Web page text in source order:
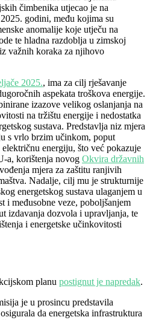
čimbenika utjecao je na
godini, među kojima su
anomalije koje utječu na
te hladna razdoblja u zimskoj
važnih koraka za njihovo
2025., ima za cilj rješavanje
aspekata troškova energije.
izazove velikog oslanjanja na
na tržištu energije i nedostatka
sustava. Predstavlja niz mjera
s vrlo brzim učinkom, poput
energiju, što već pokazuje
a, korištenja novog Okvira državnih
mjera za zaštitu ranjivih
Nadalje, cilj mu je strukturnije
energetskog sustava ulaganjem u
i međusobne veze, poboljšanjem
izdavanja dozvola i upravljanja, te
i energetske učinkovitosti
planu postignut je napredak.
je u prosincu predstavila
da energetska infrastruktura